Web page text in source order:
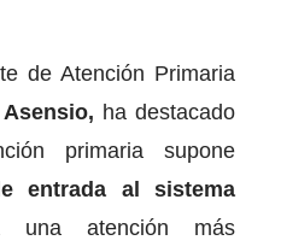
de Atención Primaria
ha destacado
primaria supone
entrada al sistema
una atención más